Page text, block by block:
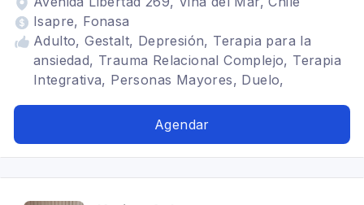
Isapre, Fonasa
Adulto, Gestalt, Depresión, Terapia para la
ansiedad, Trauma Relacional Complejo, Terapia
Integrativa, Personas Mayores, Duelo,
Heridas de Infancia, Niñez Herida
Agendar